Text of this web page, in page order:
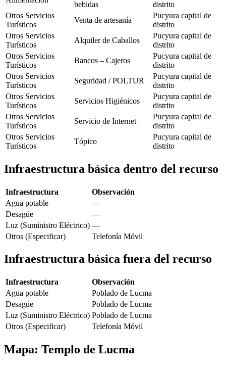
bebidas
distrito
Otros Servicios
Turísticos
Venta de artesanía
Pucyura capital de
distrito
Otros Servicios
Turísticos
Alquiler de Caballos
Pucyura capital de
distrito
Otros Servicios
Turísticos
Bancos – Cajeros
Pucyura capital de
distrito
Otros Servicios
Turísticos
Seguridad / POLTUR
Pucyura capital de
distrito
Otros Servicios
Turísticos
Servicios Higiénicos
Pucyura capital de
distrito
Otros Servicios
Turísticos
Servicio de Internet
Pucyura capital de
distrito
Otros Servicios
Turísticos
Tópico
Pucyura capital de
distrito
Infraestructura básica dentro del recurso
Infraestructura
Observación
Agua potable
—
Desagüe
—
Luz (Suministro Eléctrico) —
Otros (Especificar)
Telefonía Móvil
Infraestructura básica fuera del recurso
Infraestructura
Observación
Agua potable
Poblado de Lucma
Desagüe
Poblado de Lucma
Luz (Suministro Eléctrico) Poblado de Lucma
Otros (Especificar)
Telefonía Móvil
Mapa: Templo de Lucma